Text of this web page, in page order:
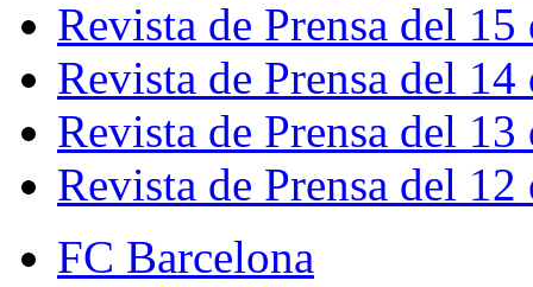
Revista de Prensa del
Revista de Prensa del
Revista de Prensa del
Revista de Prensa del
FC Barcelona